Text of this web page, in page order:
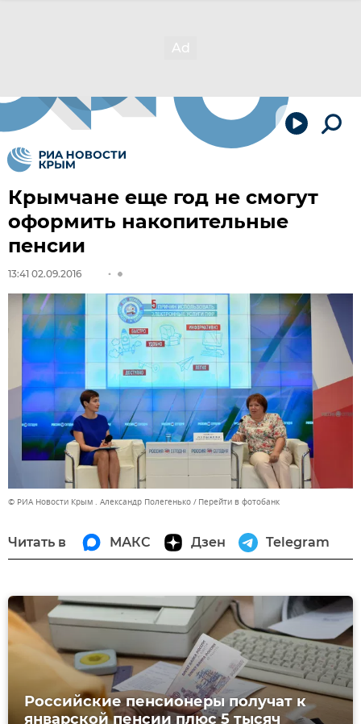
Крымчане еще год не смогут
оформить накопительные
пенсии
13:41 02.09.2016
© РИА Новости Крым . Александр Полегенько Перейти в фотобанк
Читать в МАКС Дзен Telegram
Российские пенсионеры получат к
январской пенсии плюс 5 тысяч